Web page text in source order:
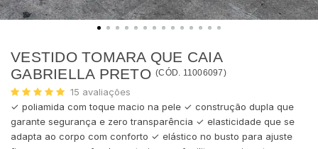
VESTIDO TOMARA QUE CAIA
GABRIELLA PRETO (CÓD. 11006097)
15 avaliações
✓ poliamida com toque macio na pele ✓ construção dupla que
garante segurança e zero transparência ✓ elasticidade que se
adapta ao corpo com conforto ✓ elástico no busto para ajuste